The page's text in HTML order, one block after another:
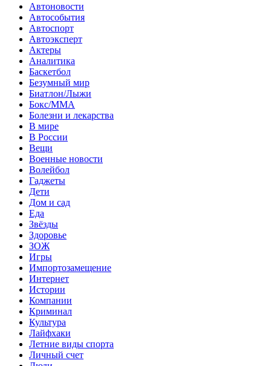
Автоновости
Автособытия
Автоспорт
Автоэксперт
Актеры
Аналитика
Баскетбол
Безумный мир
Биатлон/Лыжи
Бокс/MMA
Болезни и лекарства
В мире
В России
Вещи
Военные новости
Волейбол
Гаджеты
Дети
Дом и сад
Еда
Звёзды
Здоровье
ЗОЖ
Игры
Импортозамещение
Интернет
Истории
Компании
Криминал
Культура
Лайфхаки
Летние виды спорта
Личный счет